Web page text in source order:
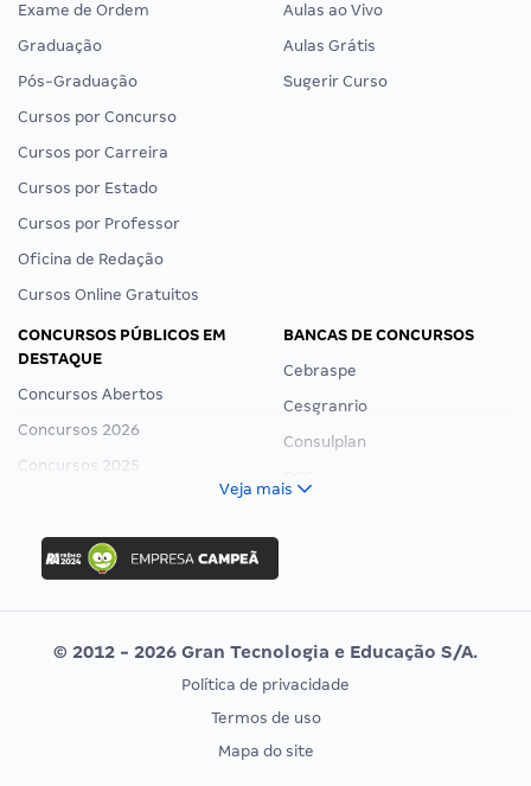
Exame de Ordem
Graduação
Pós-Graduação
Cursos por Concurso
Cursos por Carreira
Cursos por Estado
Cursos por Professor
Oficina de Redação
Cursos Online Gratuitos
Aulas ao Vivo
Aulas Grátis
Sugerir Curso
CONCURSOS PÚBLICOS EM
DESTAQUE
Concursos Abertos
Concursos 2026
Concursos 2025
Concurso Ibama
Concurso MPU
Editais publicados
BANCAS DE CONCURSOS
Cebraspe
Cesgranrio
Consulplan
Vunesp
CONCURSOS POR PROFISSÃO
EXAME DE ORDEM
Veja mais
© 2012 - 2026 Gran Tecnologia e Educação S/A.
Política de privacidade
Termos de uso
Mapa do site